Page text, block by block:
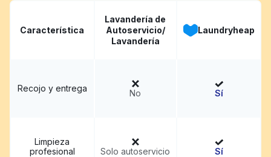
Característica
Lavandería de
Autoservicio/
Lavandería
Laundryheap
Recojo y entrega No Sí
Limpieza
profesional
Solo autoservicio Sí